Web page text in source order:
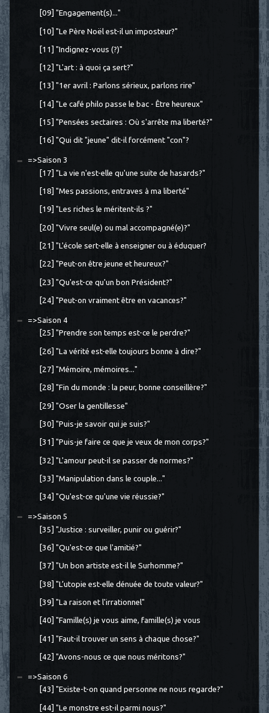
[09] "Engagement(s)..."
[10] "Le Père Noël est-il un imposteur?"
[11] "Indignez-vous (?)"
[12] "L'art : à quoi ça sert?"
[13] "1er avril : Parlons sérieux, parlons rire"
[14] "Le café philo passe le bac - Être heureux"
[15] "Pensées sectaires : Où s'arrête ma liberté?"
[16] "Qui dit "jeune" dit-il forcément "con"?
=>Saison 3
[17] "La vie n'est-elle qu'une suite de hasards?"
[18] "Mes passions, entraves à ma liberté"
[19] "Les riches le méritent-ils ?"
[20] "Vivre seul(e) ou mal accompagné(e)?"
[21] "L'école sert-elle à enseigner ou à éduquer?
[22] "Peut-on être jeune et heureux?"
[23] "Qu'est-ce qu'un bon Président?"
[24] "Peut-on vraiment être en vacances?"
=>Saison 4
[25] "Prendre son temps est-ce le perdre?"
[26] "La vérité est-elle toujours bonne à dire?"
[27] "Mémoire, mémoires..."
[28] "Fin du monde : la peur, bonne conseillère?"
[29] "Oser la gentillesse"
[30] "Puis-je savoir qui je suis?"
[31] "Puis-je faire ce que je veux de mon corps?"
[32] "L'amour peut-il se passer de normes?"
[33] "Manipulation dans le couple..."
[34] "Qu'est-ce qu'une vie réussie?"
=>Saison 5
[35] "Justice : surveiller, punir ou guérir?"
[36] "Qu'est-ce que l'amitié?"
[37] "Un bon artiste est-il le Surhomme?"
[38] "L’utopie est-elle dénuée de toute valeur?"
[39] "La raison et l'irrationnel"
[40] "Famille(s) je vous aime, famille(s) je vous
[41] "Faut-il trouver un sens à chaque chose?"
[42] "Avons-nous ce que nous méritons?"
=>Saison 6
[43] "Existe-t-on quand personne ne nous regarde?"
[44] "Le monstre est-il parmi nous?"